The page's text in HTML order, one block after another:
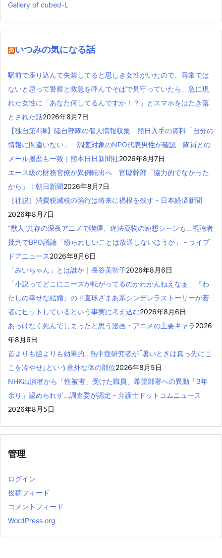
Gallery of cubed-L
いつみの気になる話
駅前で座り込んで失禁してると思しき女性がいたので、尋常では
ないと思って警察と救急を呼んでそばで見守っていたら、急に現
れた女性に「あなた何してるんですか！？」とスマホをはたき落
とされた話2026年8月7日
【独自第4弾】陸自部隊の個人情報収集 熊日入手の資料「自分の
情報に間違いない」 調査対象のNPO代表男性が確認 隊員との
メール履歴も一致｜熊本日日新聞社2026年8月7日
エース級の財務官僚が異例転出へ 官邸幹部「協力的でなかった
から」：朝日新聞2026年8月7日
［社説］消費税減税の強行は将来に禍根を残す - 日本経済新聞
2026年8月7日
“獣人”共存の深夜アニメで喫煙、違法薬物の連想シーンも…視聴者
批判でBPO議論「紛らわしいことは放送しないほうが」 - ライブ
ドアニュース2026年8月6日
「みいちゃん」とは誰か｜長谷美智子2026年8月6日
「小説ってどこにニーズが転がってるのかわかんねえなぁ」『わ
たしの幸せな結婚』のド直球ざまあ系シンデレラストーリーが若
者にヒットしているという事実に考え込む2026年8月6日
あっけなく死んでしまったと思う漫画・アニメの主要キャラ2026
年8月6日
首よりも脇よりも効果的…熱中症研究者が｢暑いときは真っ先にこ
こを冷やせ｣という意外な体の部位2026年8月5日
NHK出演者から「性被害」受けた職員、希望部署への異動「3年
余り」認められず…調査委が認定 - 弁護士ドットコムニュース
2026年8月5日
管理
ログイン
投稿フィード
コメントフィード
WordPress.org